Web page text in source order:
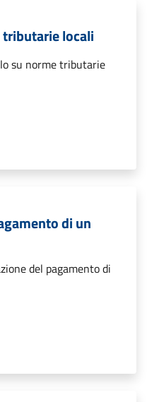
locali
su norme tributarie
di un
del pagamento di